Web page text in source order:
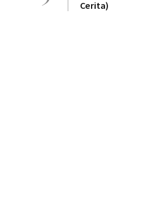
Cerita)